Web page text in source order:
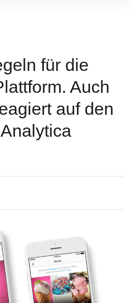
für die
Auch
auf den